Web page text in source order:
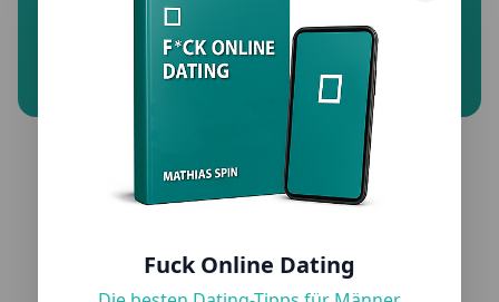
Fuck Online Dating
Wir kennen die Herausforderungen von
Männern auf Dating-Apps – und wissen, was bei
Frauen ankommt.